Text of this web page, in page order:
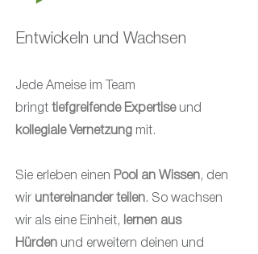
Entwickeln und Wachsen
Jede Ameise im Team
bringt tiefgreifende Expertise und
kollegiale Vernetzung mit.
Sie erleben einen Pool an Wissen, den
wir untereinander teilen. So wachsen
wir als eine Einheit,
lernen aus
Hürden und erweitern deinen und